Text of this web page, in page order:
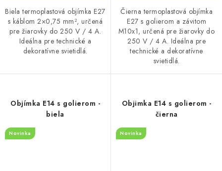
Biela termoplastová objímka E27
s káblom 2×0,75 mm², určená
pre žiarovky do 250 V / 4 A.
Ideálna pre technické a
dekoratívne svietidlá.
Čierna termoplastová objímka
E27 s golierom a závitom
M10x1, určená pre žiarovky do
250 V / 4 A. Ideálna pre
technické a dekoratívne
svietidlá.
Objímka E14 s golierom -
biela
Novinka
Objimka E14 s golierom -
čierna
Novinka